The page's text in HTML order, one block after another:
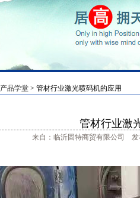
产品学堂> 管材行业激光喷码机的应用
管材行业激
来自：临沂固特商贸有限公司 发